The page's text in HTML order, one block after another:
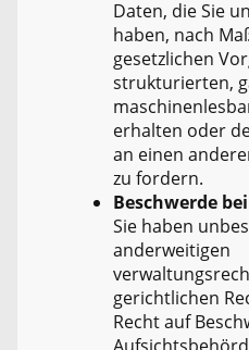
Daten, die Sie
haben, nach
gesetzlichen
strukturierten,
erhalten oder
an einen
zu fordern.
Beschwerde
Sie haben
anderweitigen
gerichtlichen
Recht auf